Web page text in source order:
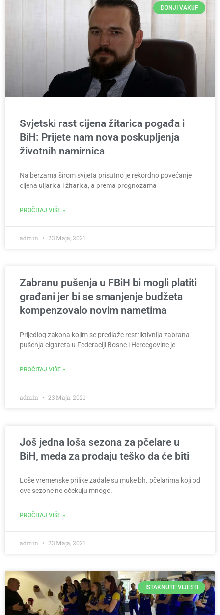
DONJI VAKUF
Svjetski rast cijena žitarica pogađa i
BiH: Prijete nam nova poskupljenja
životnih namirnica
Na berzama širom svijeta prisutno je rekordno povećanje
cijena uljarica i žitarica, a prema prognozama
PROČITAJ VIŠE »
admin 23 Maja, 2021
Zabranu pušenja u FBiH bi mogli platiti
građani jer bi se smanjenje budžeta
kompenzovalo novim nametima
Prijedlog zakona kojim se predlaže restriktivnija zabrana
pušenja cigareta u Federaciji Bosne i Hercegovine je
PROČITAJ VIŠE »
admin 23 Maja, 2021
Još jedna loša sezona za pčelare u
BiH, meda za prodaju teško da će biti
Loše vremenske prilike zadale su muke bh. pčelarima koji od
ove sezone ne očekuju mnogo.
PROČITAJ VIŠE »
admin 23 Maja, 2021
ISTAKNUTE VIJESTI